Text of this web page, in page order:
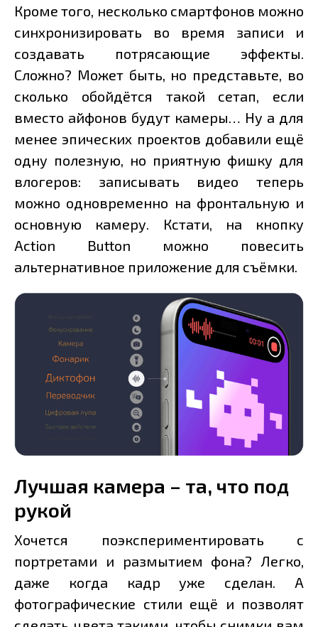
Кроме того, несколько смартфонов можно
синхронизировать во время записи и
создавать потрясающие эффекты.
Сложно? Может быть, но представьте, во
сколько обойдётся такой сетап, если
вместо айфонов будут камеры… Ну а для
менее эпических проектов добавили ещё
одну полезную, но приятную фишку для
влогеров: записывать видео теперь
можно одновременно на фронтальную и
основную камеру. Кстати, на кнопку
Action Button можно повесить
альтернативное приложение для съёмки.
Лучшая камера – та, что под
рукой
Хочется поэкспериментировать с
портретами и размытием фона? Легко,
даже когда кадр уже сделан. А
фотографические стили ещё и позволят